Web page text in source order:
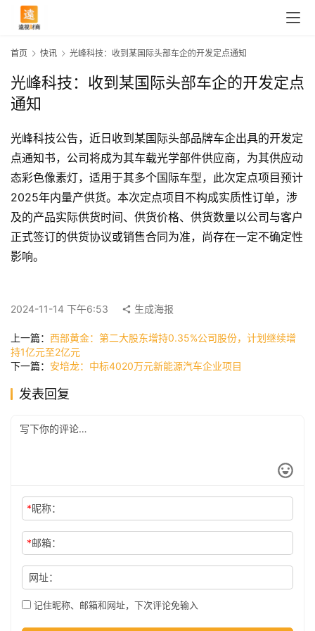
首
页
快
讯
公
司
科
首页 快讯 光峰科技：收到某国际头部车企的开发定点通知
光峰科技：收到某国际头部车企的开发定点
通知
光峰科技公告，近日收到某国际头部品牌车企出具的开发定
点通知书，公司将成为其车载光学部件供应商，为其供应动
态彩色像素灯，适用于其多个国际车型，此次定点项目预计
2025年内量产供货。本次定点项目不构成实质性订单，涉
及的产品实际供货时间、供货价格、供货数量以公司与客户
正式签订的供货协议或销售合同为准，尚存在一定不确定性
影响。
2024-11-14 下午6:53 生成海报
上一篇： 西部黄金：第二大股东增持0.35%公司股份，计划继续增
持1亿元至2亿元
下一篇： 安培龙：中标4020万元新能源汽车企业项目
发表回复
*昵称：
*邮箱：
网址：
记住昵称、邮箱和网址，下次评论免输入